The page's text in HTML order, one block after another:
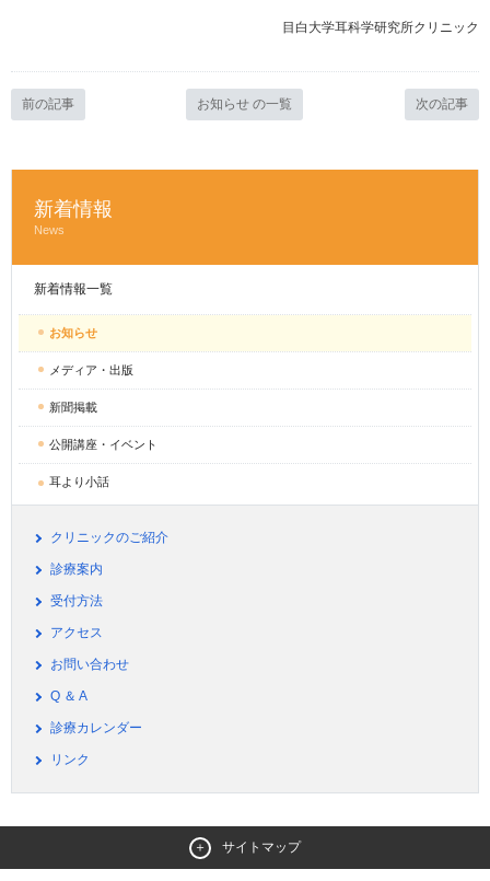
目白大学耳科学研究所クリニック
前の記事 お知らせ の一覧 次の記事
新着情報
News
新着情報一覧
お知らせ
メディア・出版
新聞掲載
公開講座・イベント
耳より小話
クリニックのご紹介
診療案内
受付方法
アクセス
お問い合わせ
Q ＆ A
診療カレンダー
リンク
サイトマップ